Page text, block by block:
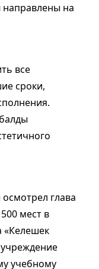
на
все
сроки,
глава
мест в
«Келешек
учебному